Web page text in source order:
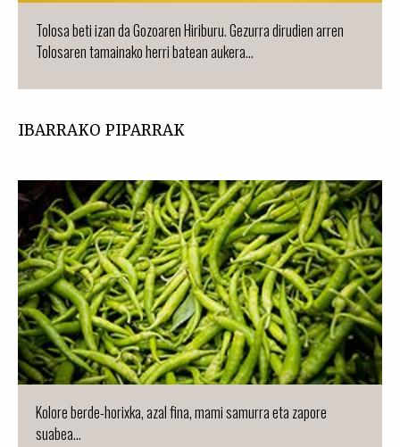
Tolosa beti izan da Gozoaren Hiriburu. Gezurra dirudien arren
Tolosaren tamainako herri batean aukera...
IBARRAKO PIPARRAK
Kolore berde-horixka, azal fina, mami samurra eta zapore
suabea...